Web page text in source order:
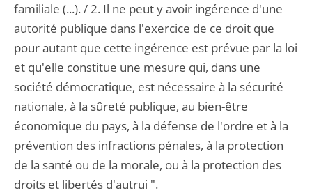
familiale (...). / 2. Il ne peut y avoir ingérence d'une
autorité publique dans l'exercice de ce droit que
pour autant que cette ingérence est prévue par la loi
et qu'elle constitue une mesure qui, dans une
société démocratique, est nécessaire à la sécurité
nationale, à la sûreté publique, au bien-être
économique du pays, à la défense de l'ordre et à la
prévention des infractions pénales, à la protection
de la santé ou de la morale, ou à la protection des
droits et libertés d'autrui ".